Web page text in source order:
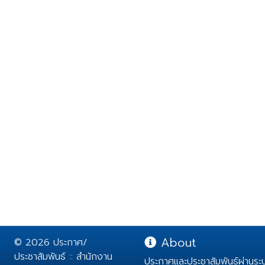
© 2026 ประกาศ/
ประชาสัมพันธ์ :: สำนักงาน
About
ประกาศและประชาสัมพันธ์ผ่านร